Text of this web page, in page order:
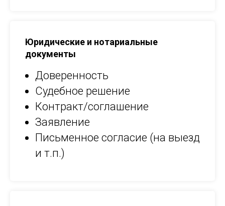
Юридические и нотариальные
документы
Доверенность
Судебное решение
Контракт/соглашение
Заявление
Письменное согласие (на выезд
и т.п.)